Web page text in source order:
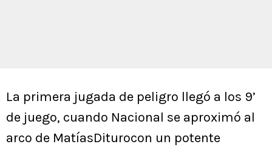
La primera jugada de peligro llegó a los 9’
de juego, cuando Nacional se aproximó al
arco de MatíasDiturocon un potente